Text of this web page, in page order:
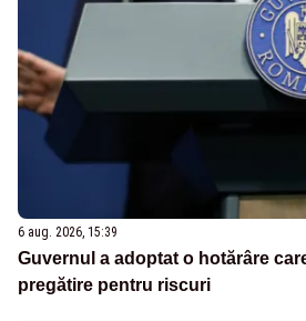
6 aug. 2026, 15:39
Guvernul a adoptat o hotărâre
pregătire pentru riscuri